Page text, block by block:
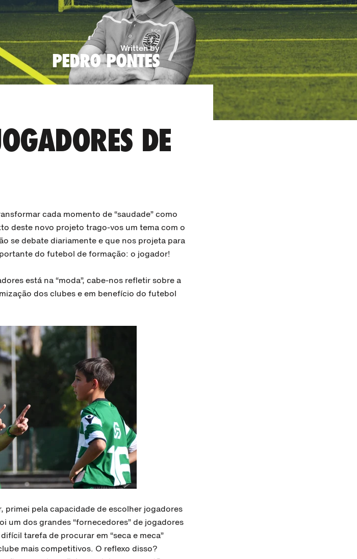
Written by
PEDRO PONTES
DE
cada momento de “saudade” como
deste novo projeto trago-vos um tema com o
se debate diariamente e que nos projeta para
do futebol de formação: o jogador!
está na “moda”, cabe-nos refletir sobre a
dos clubes e em benefício do futebol
pela capacidade de escolher jogadores
um dos grandes “fornecedores” de jogadores
tarefa de procurar em “seca e meca”
mais competitivos. O reflexo disso?